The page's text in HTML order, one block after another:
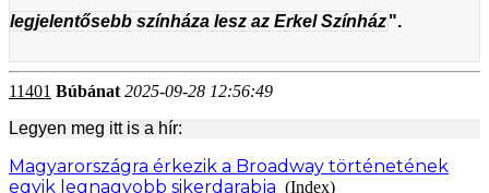
legjelentősebb színháza lesz az Erkel Színház".
11401 Búbánat 2025-09-28 12:56:49
Legyen meg itt is a hír:
Magyarországra érkezik a Broadway történetének
egyik legnagyobb sikerdarabja (Index)